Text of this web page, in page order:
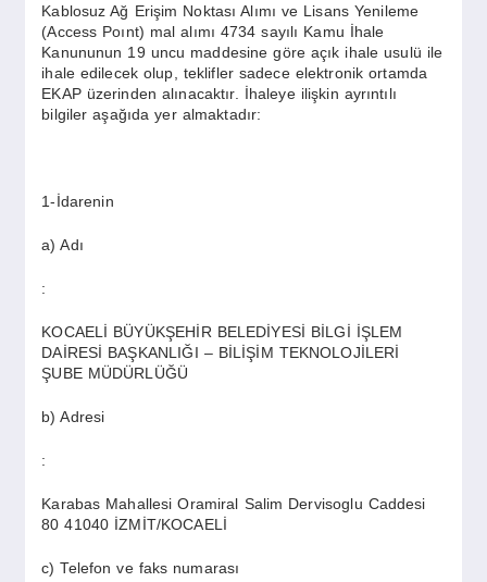
SAĞLIK
Kablosuz Ağ Erişim Noktası Alımı ve Lisans Yenileme
(Access Poınt) mal alımı 4734 sayılı Kamu İhale
Kanununun 19 uncu maddesine göre açık ihale usulü ile
ihale edilecek olup, teklifler sadece elektronik ortamda
EKAP üzerinden alınacaktır. İhaleye ilişkin ayrıntılı
bilgiler aşağıda yer almaktadır:
1-İdarenin
a) Adı
:
KOCAELİ BÜYÜKŞEHİR BELEDİYESİ BİLGİ İŞLEM
DAİRESİ BAŞKANLIĞI – BİLİŞİM TEKNOLOJİLERİ
ŞUBE MÜDÜRLÜĞÜ
b) Adresi
:
Karabas Mahallesi Oramiral Salim Dervisoglu Caddesi
80 41040 İZMİT/KOCAELİ
c) Telefon ve faks numarası